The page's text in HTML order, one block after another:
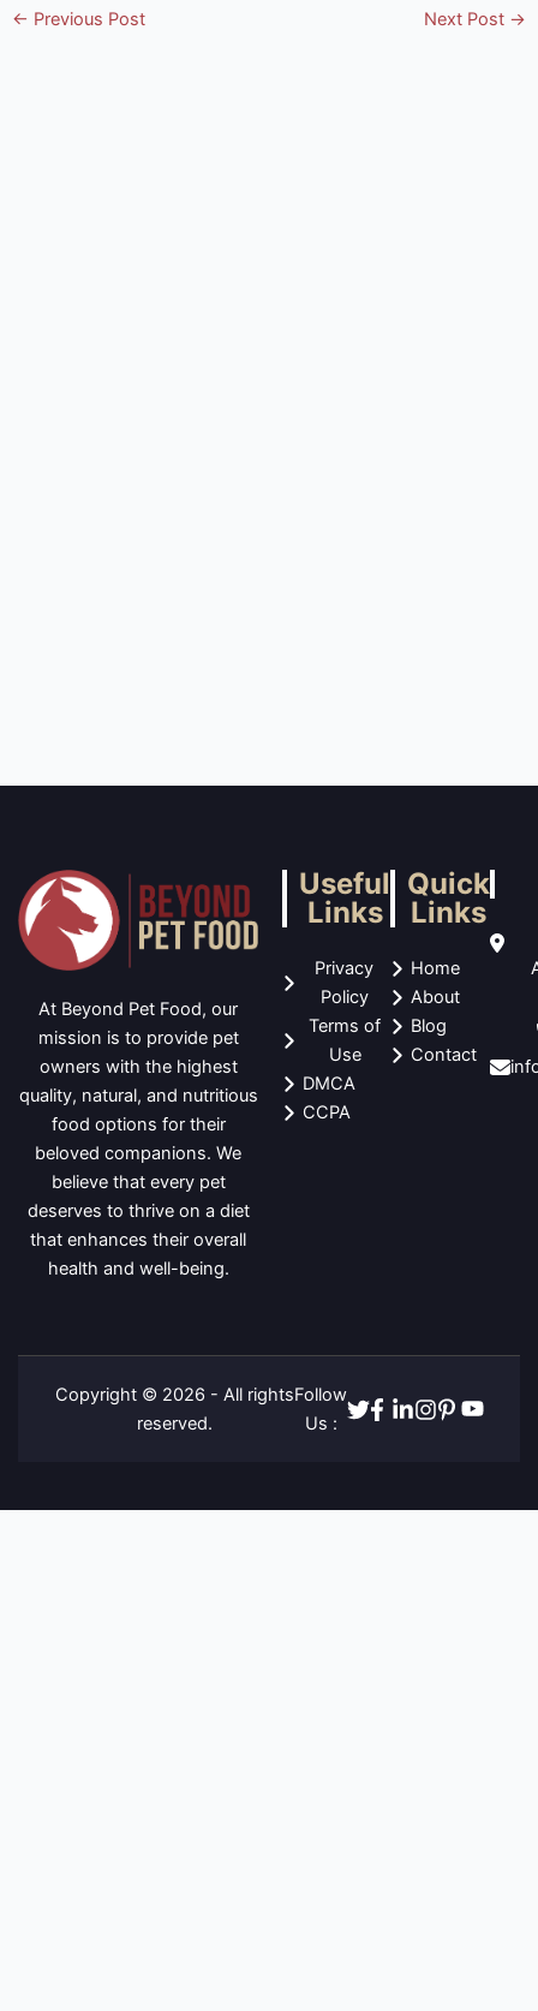
Post
← Previous Post Next Post →
At Beyond Pet Food, our
mission is to provide pet
owners with the highest
quality, natural, and nutritious
food options for their
beloved companions. We
believe that every pet
deserves to thrive on a diet
that enhances their overall
health and well-being.
Useful
Links
Privacy
Policy
Terms of
Use
DMCA
CCPA
Quick
Links
Home
About
Blog
Contact
Copyright © 2026 - All rights
reserved.
Follow
Us : TwitterFacebook
Linkedin
Instagram
Pinterest
Youtube